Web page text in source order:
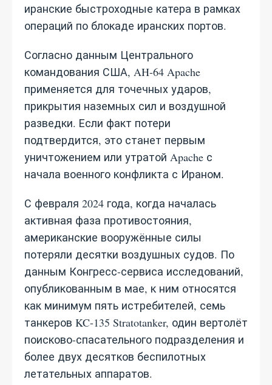
иранские быстроходные катера в рамках
операций по блокаде иранских портов.
Согласно данным Центрального
командования США, AH-64 Apache
применяется для точечных ударов,
прикрытия наземных сил и воздушной
разведки. Если факт потери
подтвердится, это станет первым
уничтожением или утратой Apache с
начала военного конфликта с Ираном.
С февраля 2024 года, когда началась
активная фаза противостояния,
американские вооружённые силы
потеряли десятки воздушных судов. По
данным Конгресс-сервиса исследований,
опубликованным в мае, к ним относятся
как минимум пять истребителей, семь
танкеров KC-135 Stratotanker, один вертолёт
поисково-спасательного подразделения и
более двух десятков беспилотных
летательных аппаратов.